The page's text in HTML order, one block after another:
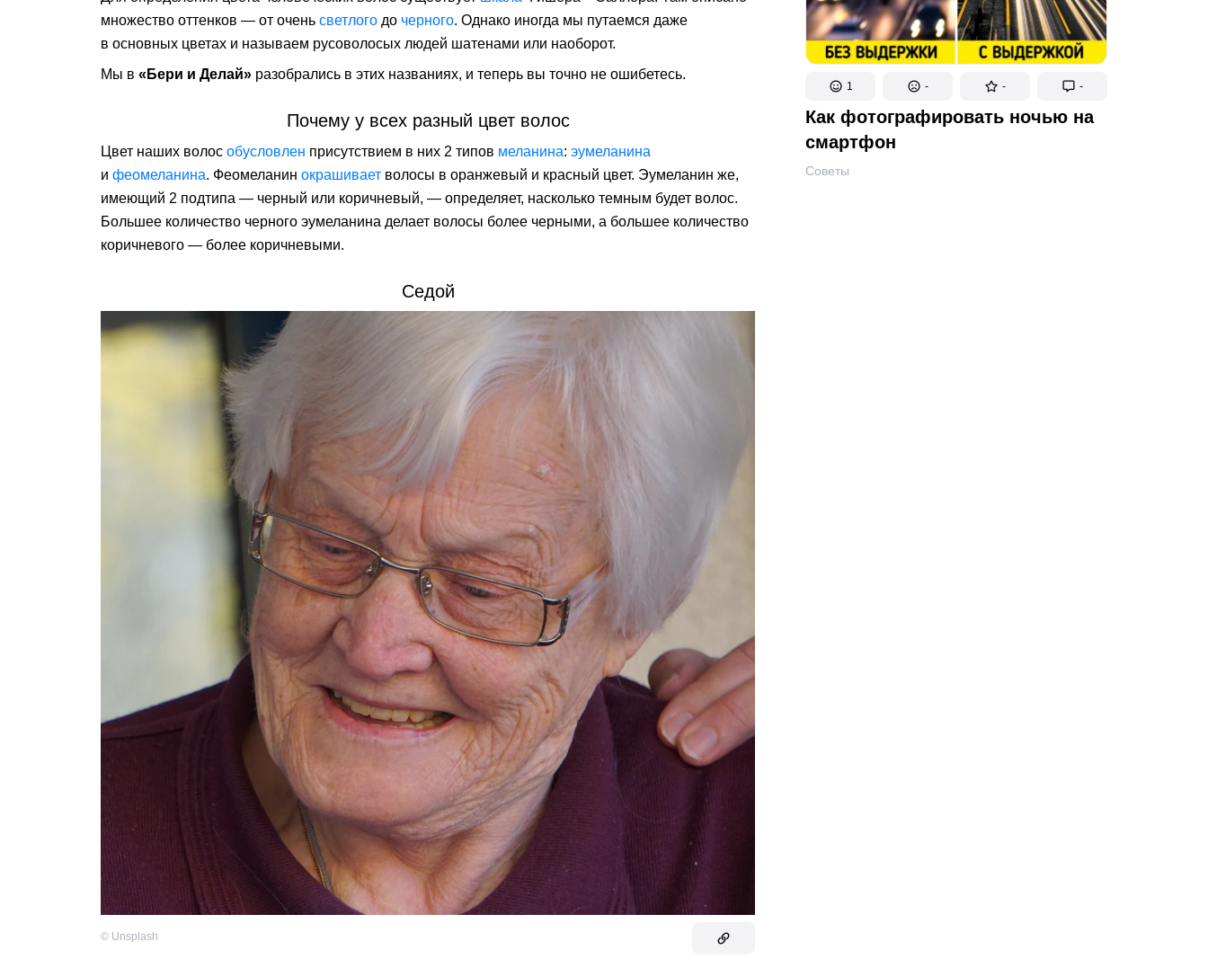
1 - - -
Как фотографировать ночью на
смартфон
Советы
множество оттенков — от очень светлого до черного. Однако иногда мы путаемся даже
в основных цветах и называем русоволосых людей шатенами или наоборот.
Мы в «Бери и Делай» разобрались в этих названиях, и теперь вы точно не ошибетесь.
Почему у всех разный цвет волос
Цвет наших волос обусловлен присутствием в них 2 типов меланина: эумеланина
и феомеланина. Феомеланин окрашивает волосы в оранжевый и красный цвет. Эумеланин же,
имеющий 2 подтипа — черный или коричневый, — определяет, насколько темным будет волос.
Большее количество черного эумеланина делает волосы более черными, а большее количество
коричневого — более коричневыми.
Седой
© Unsplash